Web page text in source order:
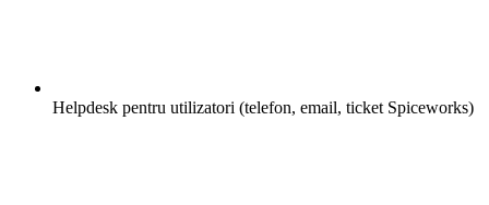
Helpdesk pentru utilizatori (telefon, email, ticket Spiceworks)